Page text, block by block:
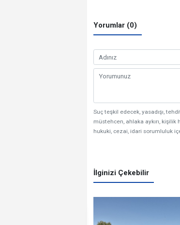
Yorumlar (0)
Suç teşkil edecek, yasadışı,
müstehcen, ahlaka aykırı,
hukuki, cezai, idari sorumluluk
İlginizi Çekebilir